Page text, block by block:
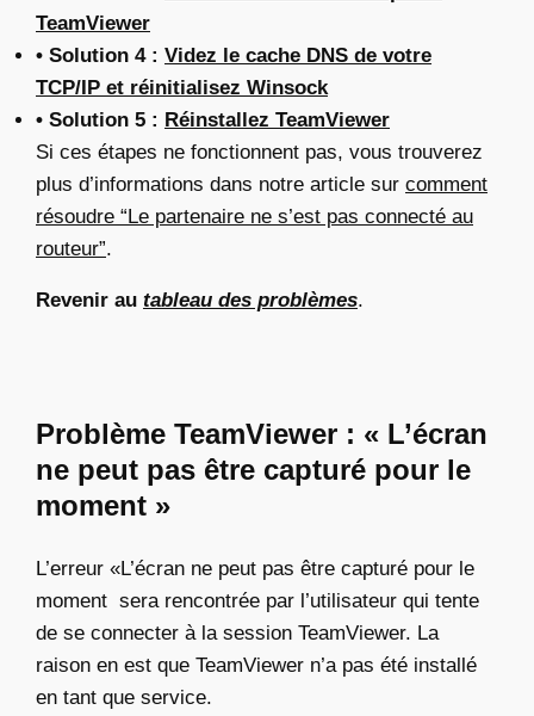
TeamViewer
• Solution 4 : Videz le cache DNS de votre
TCP/IP et réinitialisez Winsock
• Solution 5 : Réinstallez TeamViewer
Si ces étapes ne fonctionnent pas, vous trouverez
plus d’informations dans notre article sur comment
résoudre “Le partenaire ne s’est pas connecté au
routeur”.
Revenir au tableau des problèmes.
Problème TeamViewer : « L’écran
ne peut pas être capturé pour le
moment »
L’erreur «L’écran ne peut pas être capturé pour le
moment sera rencontrée par l’utilisateur qui tente
de se connecter à la session TeamViewer. La
raison en est que TeamViewer n’a pas été installé
en tant que service.